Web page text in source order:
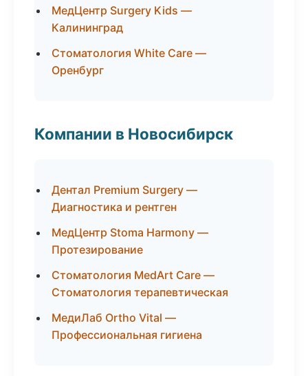
МедЦентр Surgery Kids —
Калининград
Стоматология White Care —
Оренбург
Компании в Новосибирск
Дентал Premium Surgery —
Диагностика и рентген
МедЦентр Stoma Harmony —
Протезирование
Стоматология MedArt Care —
Стоматология терапевтическая
МедиЛаб Ortho Vital —
Профессиональная гигиена